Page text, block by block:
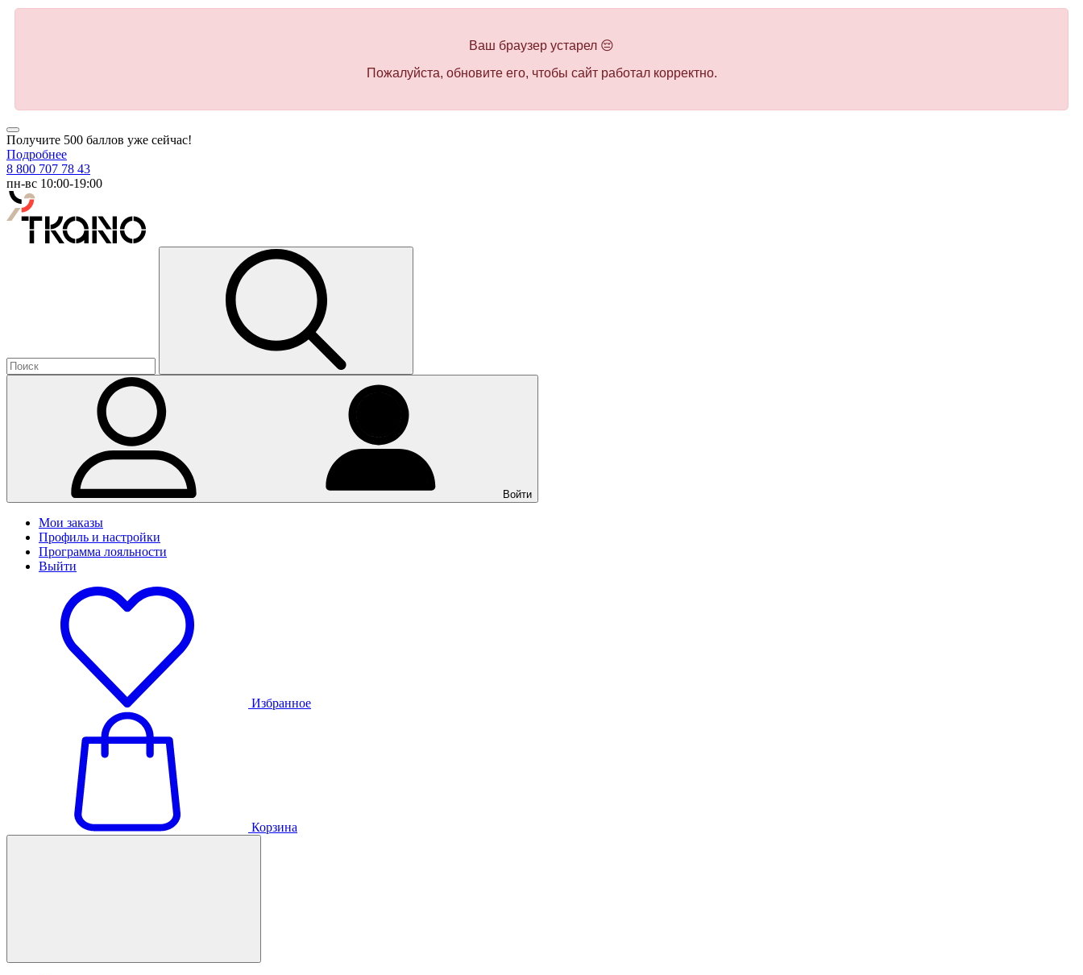
Ваш браузер устарел 😔
Пожалуйста, обновите его, чтобы сайт работал корректно.
Получите 500 баллов уже сейчас!
Подробнее
8 800 707 78 43
пн-вс 10:00-19:00
Войти
Мои заказы
Профиль и настройки
Программа лояльности
Выйти
Избранное
Корзина